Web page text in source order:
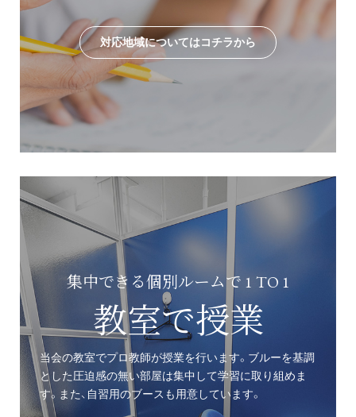
対応地域についてはコチラから
集中できる個別ルームで 1 TO 1
教室で授業
当会の教室でプロ教師が授業を行います。ブルーを基調
とした圧迫感の無い部屋は集中して学習に取り組めま
す。また、自習用のブースも用意しています。